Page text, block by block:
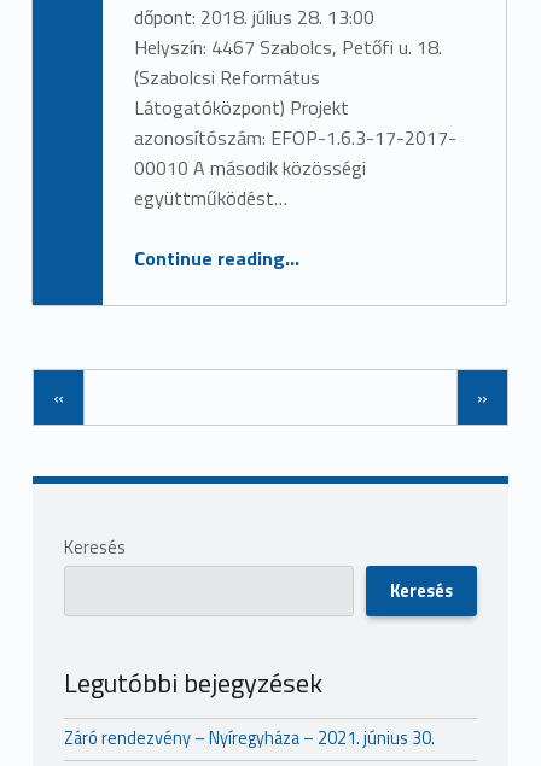
dőpont: 2018. július 28. 13:00
Helyszín: 4467 Szabolcs, Petőfi u. 18.
(Szabolcsi Református
Látogatóközpont) Projekt
azonosítószám: EFOP-1.6.3-17-2017-
00010 A második közösségi
együttműködést…
Continue reading“Közösségi együttműködést erősítő rendezvény – Szabolcs – 2018. július 28.”
…
Posts Navigation
« »
Sidebar
Keresés
Keresés
Legutóbbi bejegyzések
Záró rendezvény – Nyíregyháza – 2021. június 30.